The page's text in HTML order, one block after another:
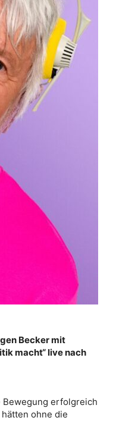
Becker mit
macht“ live nach
Bewegung erfolgreich
ohne die